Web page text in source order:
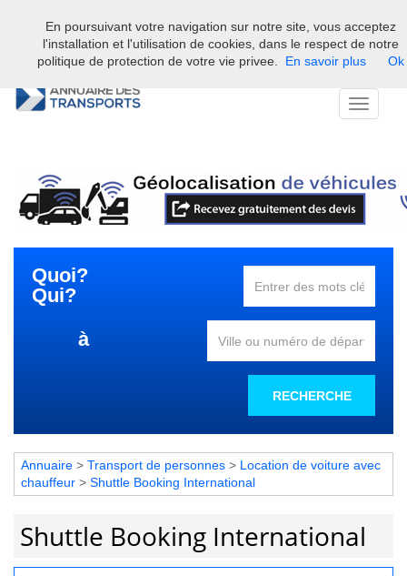
Bienvenue sur l'annuaire professionnel du transport et de la la
logistique en France.
Toggle
Quoi?
Qui?
à
RECHERCHE
Annuaire > Transport de personnes > Location de voiture avec
chauffeur > Shuttle Booking International
Shuttle Booking International
En poursuivant votre navigation sur notre site, vous acceptez
l'installation et l'utilisation de cookies, dans le respect de notre
politique de protection de votre vie privee.
En savoir plus Ok